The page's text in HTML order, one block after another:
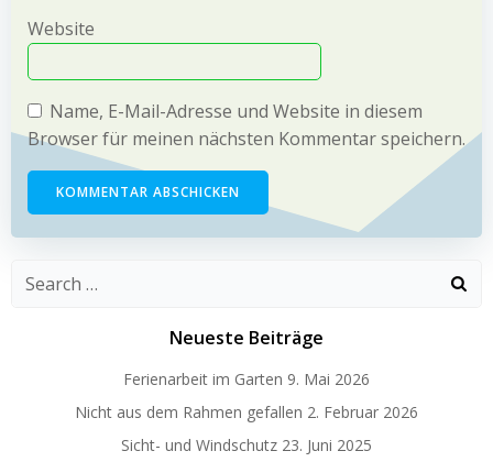
Website
Name, E-Mail-Adresse und Website in diesem
Browser für meinen nächsten Kommentar speichern.
Search
Neueste Beiträge
Ferienarbeit im Garten 9. Mai 2026
Nicht aus dem Rahmen gefallen 2. Februar 2026
Sicht- und Windschutz 23. Juni 2025